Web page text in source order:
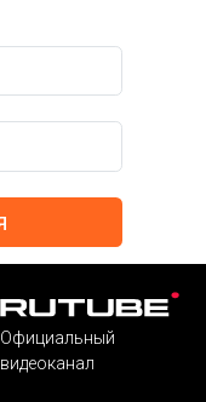
Официальный
видеоканал